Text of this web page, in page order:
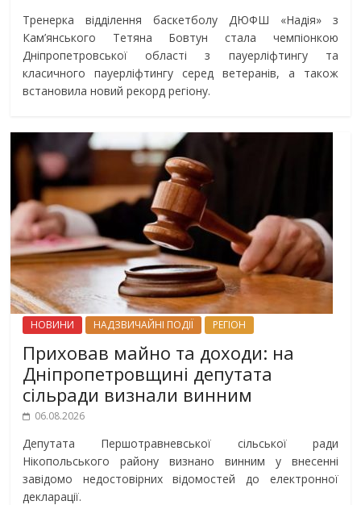
Тренерка відділення баскетболу ДЮФШ «Надія» з
Кам’янського Тетяна Бовтун стала чемпіонкою
Дніпропетровської області з пауерліфтингу та
класичного пауерліфтингу серед ветеранів, а також
встановила новий рекорд регіону.
НОВИНИ НАДЗВИЧАЙНІ ПОДІЇ РЕГІОН
Приховав майно та доходи: на
Дніпропетровщині депутата
сільради визнали винним
06.08.2026
Депутата Першотравневської сільської ради
Нікопольського району визнано винним у внесенні
завідомо недостовірних відомостей до електронної
декларації.